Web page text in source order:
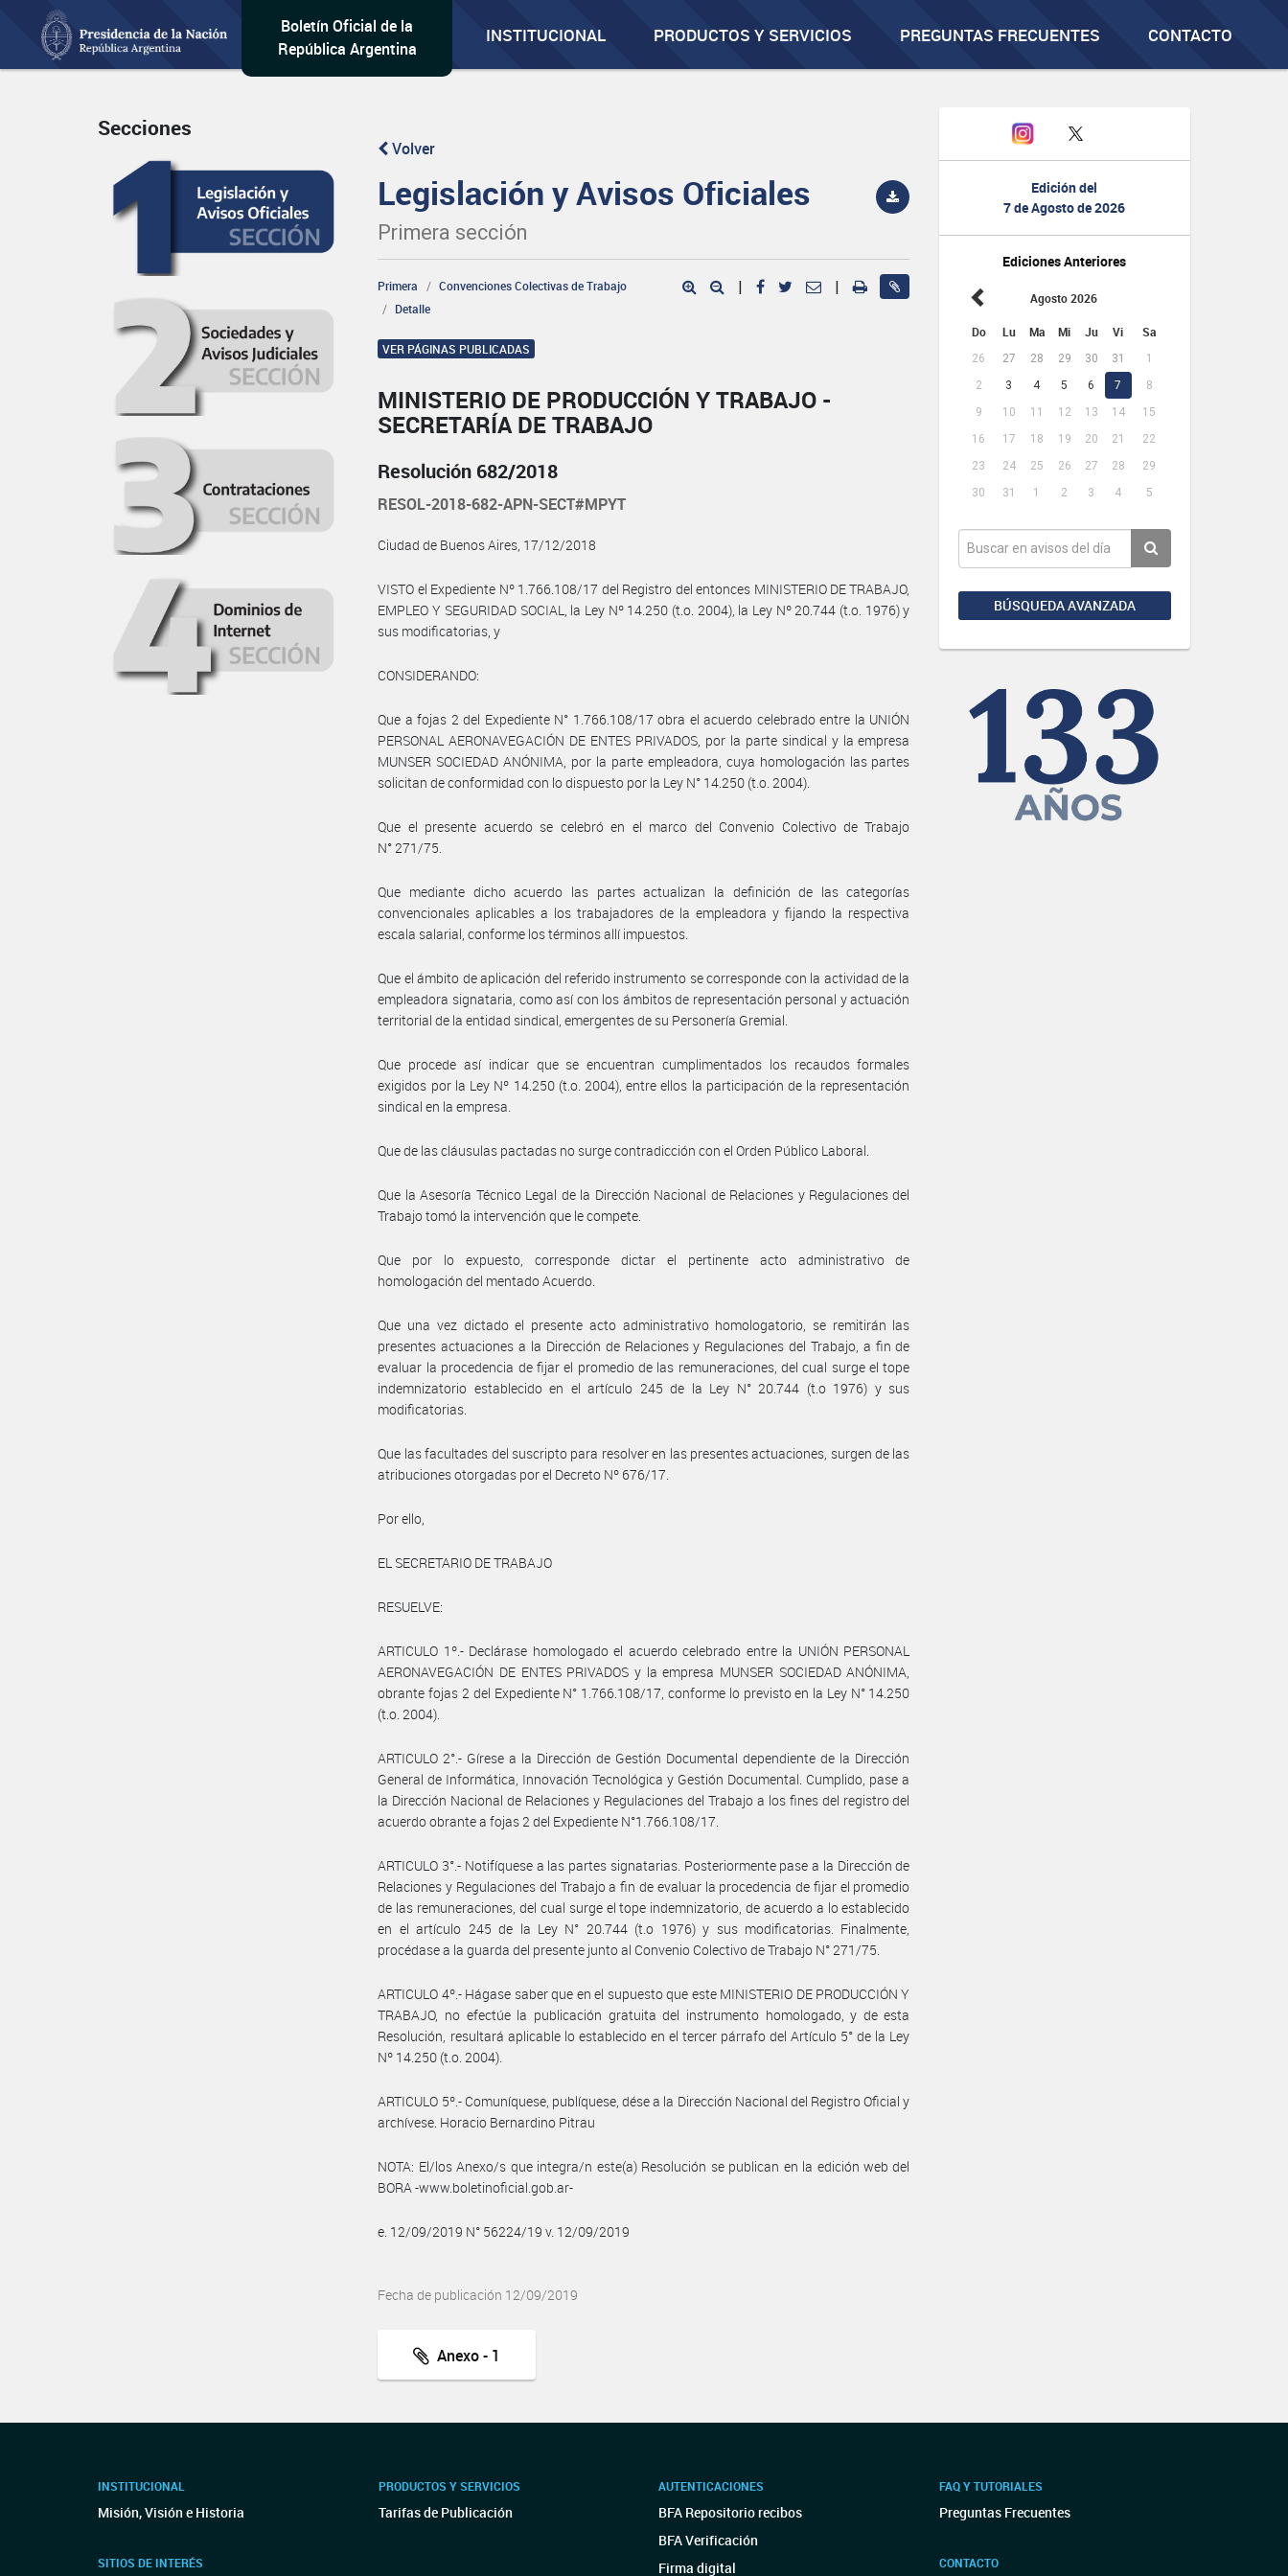
Boletín Oficial de la
República Argentina
INSTITUCIONAL PRODUCTOS Y SERVICIOS PREGUNTAS FRECUENTES CONTACTO
Edición del
7 de Agosto de 2026
Ediciones Anteriores
Agosto 2026
Do Lu Ma Mi Ju Vi Sa
26 27 28 29 30 31
1
2
3 4 5 6 7
8
9
10 11 12 13 14
15
16
17 18 19 20 21
22
23
24 25 26 27 28
29
30
31 1 2 3 4 5
BÚSQUEDA AVANZADA
Secciones
Volver
Legislación y Avisos Oficiales
Primera sección
Primera
Convenciones Colectivas de Trabajo
Detalle
| |
VER PÁGINAS PUBLICADAS
MINISTERIO DE PRODUCCIÓN Y TRABAJO -
SECRETARÍA DE TRABAJO
Resolución 682/2018
RESOL-2018-682-APN-SECT#MPYT
Ciudad de Buenos Aires, 17/12/2018
VISTO el Expediente Nº 1.766.108/17 del Registro del entonces MINISTERIO DE TRABAJO,
EMPLEO Y SEGURIDAD SOCIAL, la Ley Nº 14.250 (t.o. 2004), la Ley Nº 20.744 (t.o. 1976) y
sus modificatorias, y
CONSIDERANDO:
Que a fojas 2 del Expediente N° 1.766.108/17 obra el acuerdo celebrado entre la UNIÓN
PERSONAL AERONAVEGACIÓN DE ENTES PRIVADOS, por la parte sindical y la empresa
MUNSER SOCIEDAD ANÓNIMA, por la parte empleadora, cuya homologación las partes
solicitan de conformidad con lo dispuesto por la Ley N° 14.250 (t.o. 2004).
Que el presente acuerdo se celebró en el marco del Convenio Colectivo de Trabajo
N° 271/75.
Que mediante dicho acuerdo las partes actualizan la definición de las categorías
convencionales aplicables a los trabajadores de la empleadora y fijando la respectiva
escala salarial, conforme los términos allí impuestos.
Que el ámbito de aplicación del referido instrumento se corresponde con la actividad de la
empleadora signataria, como así con los ámbitos de representación personal y actuación
territorial de la entidad sindical, emergentes de su Personería Gremial.
Que procede así indicar que se encuentran cumplimentados los recaudos formales
exigidos por la Ley Nº 14.250 (t.o. 2004), entre ellos la participación de la representación
sindical en la empresa.
Que de las cláusulas pactadas no surge contradicción con el Orden Público Laboral.
Que la Asesoría Técnico Legal de la Dirección Nacional de Relaciones y Regulaciones del
Trabajo tomó la intervención que le compete.
Que por lo expuesto, corresponde dictar el pertinente acto administrativo de
homologación del mentado Acuerdo.
Que una vez dictado el presente acto administrativo homologatorio, se remitirán las
presentes actuaciones a la Dirección de Relaciones y Regulaciones del Trabajo, a fin de
evaluar la procedencia de fijar el promedio de las remuneraciones, del cual surge el tope
indemnizatorio establecido en el artículo 245 de la Ley N° 20.744 (t.o 1976) y sus
modificatorias.
Que las facultades del suscripto para resolver en las presentes actuaciones, surgen de las
atribuciones otorgadas por el Decreto Nº 676/17.
Por ello,
EL SECRETARIO DE TRABAJO
RESUELVE:
ARTICULO 1º.- Declárase homologado el acuerdo celebrado entre la UNIÓN PERSONAL
AERONAVEGACIÓN DE ENTES PRIVADOS y la empresa MUNSER SOCIEDAD ANÓNIMA,
obrante fojas 2 del Expediente N° 1.766.108/17, conforme lo previsto en la Ley N° 14.250
(t.o. 2004).
ARTICULO 2°.- Gírese a la Dirección de Gestión Documental dependiente de la Dirección
General de Informática, Innovación Tecnológica y Gestión Documental. Cumplido, pase a
la Dirección Nacional de Relaciones y Regulaciones del Trabajo a los fines del registro del
acuerdo obrante a fojas 2 del Expediente N°1.766.108/17.
ARTICULO 3°.- Notifíquese a las partes signatarias. Posteriormente pase a la Dirección de
Relaciones y Regulaciones del Trabajo a fin de evaluar la procedencia de fijar el promedio
de las remuneraciones, del cual surge el tope indemnizatorio, de acuerdo a lo establecido
en el artículo 245 de la Ley N° 20.744 (t.o 1976) y sus modificatorias. Finalmente,
procédase a la guarda del presente junto al Convenio Colectivo de Trabajo N° 271/75.
ARTICULO 4º.- Hágase saber que en el supuesto que este MINISTERIO DE PRODUCCIÓN Y
TRABAJO, no efectúe la publicación gratuita del instrumento homologado, y de esta
Resolución, resultará aplicable lo establecido en el tercer párrafo del Artículo 5° de la Ley
Nº 14.250 (t.o. 2004).
ARTICULO 5º.- Comuníquese, publíquese, dése a la Dirección Nacional del Registro Oficial y
archívese. Horacio Bernardino Pitrau
NOTA: El/los Anexo/s que integra/n este(a) Resolución se publican en la edición web del
BORA -www.boletinoficial.gob.ar-
e. 12/09/2019 N° 56224/19 v. 12/09/2019
Fecha de publicación 12/09/2019
Anexo - 1
INSTITUCIONAL
Misión, Visión e Historia
SITIOS DE INTERÉS
PRODUCTOS Y SERVICIOS
Tarifas de Publicación
AUTENTICACIONES
BFA Repositorio recibos
BFA Verificación
Firma digital
FAQ Y TUTORIALES
Preguntas Frecuentes
CONTACTO